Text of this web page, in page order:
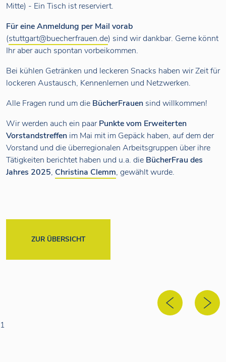
Mitte) - Ein Tisch ist reserviert.
Für eine Anmeldung per Mail vorab
(stuttgart@buecherfrauen.de) sind wir dankbar. Gerne könnt
Ihr aber auch spontan vorbeikommen.
Bei kühlen Getränken und leckeren Snacks haben wir Zeit für
lockeren Austausch, Kennenlernen und Netzwerken.
Alle Fragen rund um die BücherFrauen sind willkommen!
Wir werden auch ein paarPunkte vom Erweiterten
Vorstandstreffen im Mai mit im Gepäck haben, auf dem der
Vorstand und die überregionalen Arbeitsgruppen über ihre
Tätigkeiten berichtet haben und u.a. die BücherFrau des
Jahres 2025, Christina Clemm, gewählt wurde.
ZUR ÜBERSICHT
1